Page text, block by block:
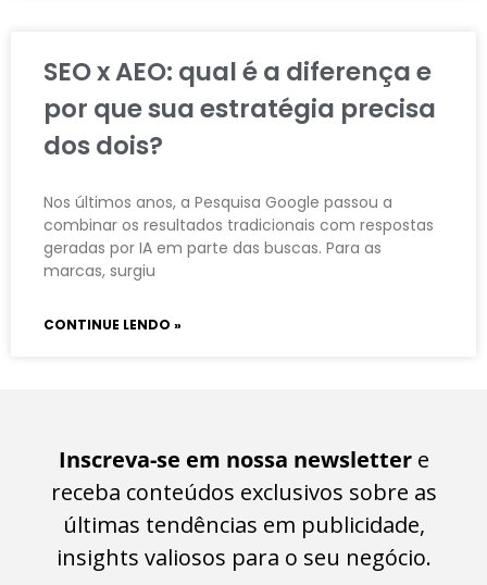
SEO x AEO: qual é a diferença e
por que sua estratégia precisa
dos dois?
Nos últimos anos, a Pesquisa Google passou a
combinar os resultados tradicionais com respostas
geradas por IA em parte das buscas. Para as
marcas, surgiu
CONTINUE LENDO »
Inscreva-se em nossa newslettere
receba conteúdos exclusivos sobre as
últimas tendências em publicidade,
insights valiosos para o seu negócio.